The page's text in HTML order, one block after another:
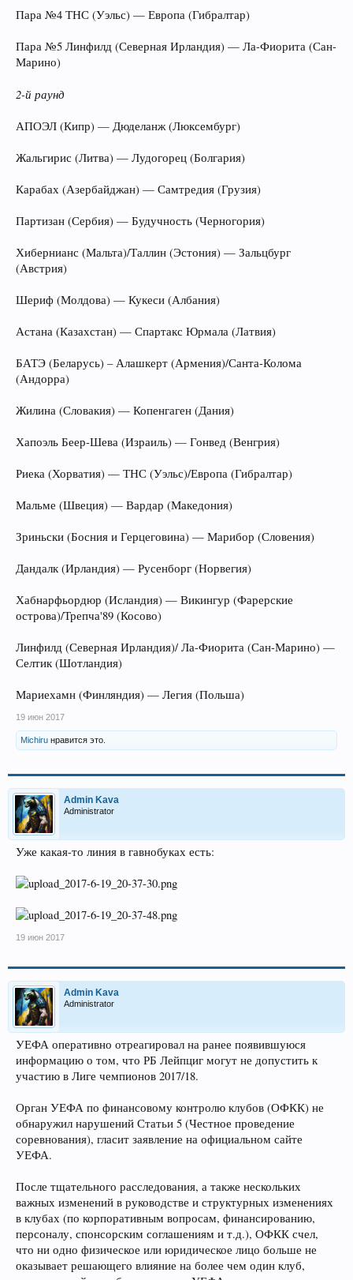
Пара №4 ТНС (Уэльс) — Европа (Гибралтар)
Пара №5 Линфилд (Северная Ирландия) — Ла-Фиорита (Сан-
Марино)
2-й раунд
АПОЭЛ (Кипр) — Дюделанж (Люксембург)
Жальгирис (Литва) — Лудогорец (Болгария)
Карабах (Азербайджан) — Самтредия (Грузия)
Партизан (Сербия) — Будучность (Черногория)
Хибернианс (Мальта)/Таллин (Эстония) — Зальцбург
(Австрия)
Шериф (Молдова) — Кукеси (Албания)
Астана (Казахстан) — Спартакс Юрмала (Латвия)
БАТЭ (Беларусь) – Алашкерт (Армения)/Санта-Колома
(Андорра)
Жилина (Словакия) — Копенгаген (Дания)
Хапоэль Беер-Шева (Израиль) — Гонвед (Венгрия)
Риека (Хорватия) — ТНС (Уэльс)/Европа (Гибралтар)
Мальме (Швеция) — Вардар (Македония)
Зриньски (Босния и Герцеговина) — Марибор (Словения)
Дандалк (Ирландия) — Русенборг (Норвегия)
Хабнарфьордюр (Исландия) — Викингур (Фарерские
острова)/Трепча'89 (Косово)
Линфилд (Северная Ирландия)/ Ла-Фиорита (Сан-Марино) —
Селтик (Шотландия)
Мариехамн (Финляндия) — Легия (Польша)
19 июн 2017
Michiru нравится это.
Admin Kava
Administrator
Уже какая-то линия в гавнобуках есть:
19 июн 2017
Admin Kava
Administrator
УЕФА оперативно отреагировал на ранее появившуюся
информацию о том, что РБ Лейпциг могут не допустить к
участию в Лиге чемпионов 2017/18.
Орган УЕФА по финансовому контролю клубов (ОФКК) не
обнаружил нарушений Статьи 5 (Честное проведение
соревнования), гласит заявление на официальном сайте
УЕФА.
После тщательного расследования, а также нескольких
важных изменений в руководстве и структурных изменениях
в клубах (по корпоративным вопросам, финансированию,
персоналу, спонсорским соглашениям и т.д.), ОФКК счел,
что ни одно физическое или юридическое лицо больше не
оказывает решающего влияние на более чем один клуб,